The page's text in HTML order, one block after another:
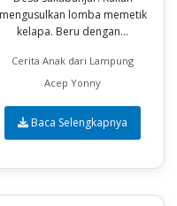
mengusulkan lomba memetik
kelapa. Beru dengan...
Cerita Anak dari Lampung
Acep Yonny
Baca Selengkapnya